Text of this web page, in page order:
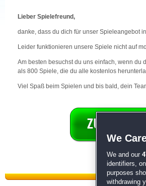
Lieber Spielefreund,
danke, dass du dich für unser Spieleangebot
Leider funktionieren unsere Spiele nicht auf
Am besten besuchst du uns einfach, wenn du
als 800 Spiele, die du alle kostenlos
Viel Spaß beim Spielen und bis bald, dein
We
We and our
identifiers,
purposes
withdrawing